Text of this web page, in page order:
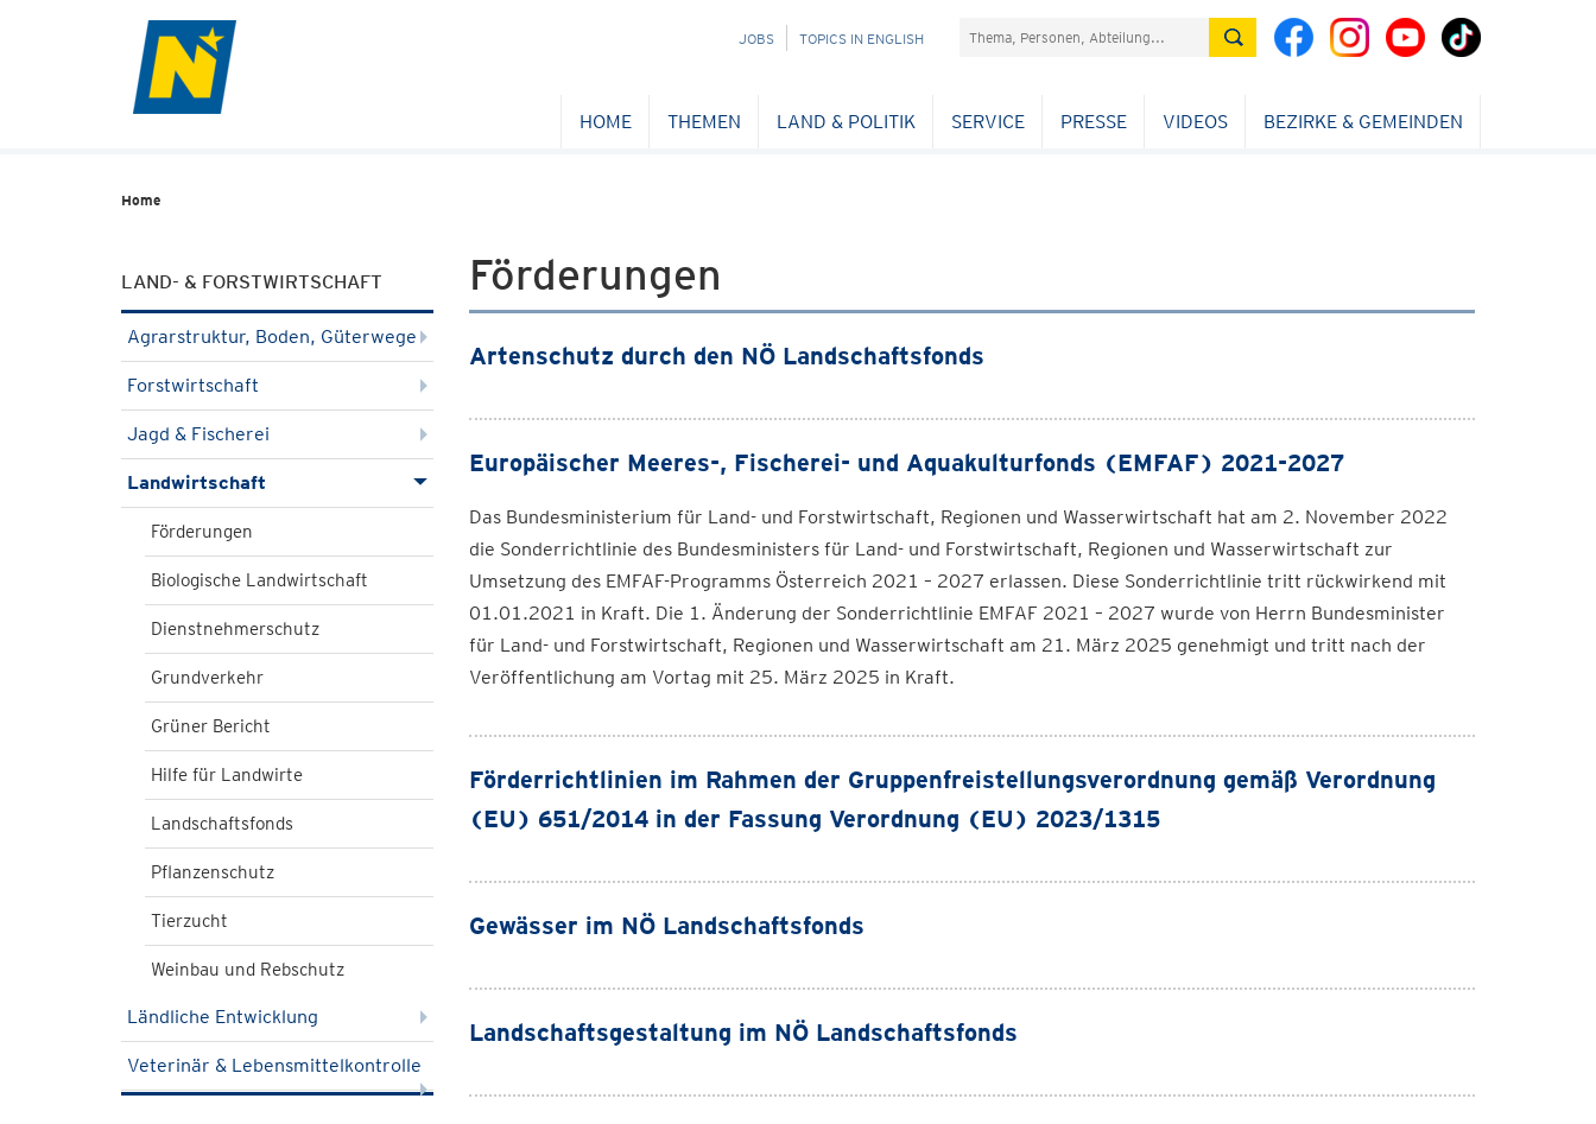
NAVIGATION
JOBS TOPICS IN ENGLISH Suchefeld
HOME THEMEN LAND & POLITIK SERVICE PRESSE VIDEOS BEZIRKE & GEMEINDEN
Home
LAND- & FORSTWIRTSCHAFT
Agrarstruktur, Boden, Güterwege
Forstwirtschaft
Jagd & Fischerei
Landwirtschaft
Förderungen
Biologische Landwirtschaft
Dienstnehmerschutz
Grundverkehr
Grüner Bericht
Hilfe für Landwirte
Landschaftsfonds
Pflanzenschutz
Tierzucht
Weinbau und Rebschutz
Ländliche Entwicklung
Veterinär & Lebensmittelkontrolle
Förderungen
Artenschutz durch den NÖ Landschaftsfonds
Europäischer Meeres-, Fischerei- und Aquakulturfonds (EMFAF) 2021-2027
Das Bundesministerium für Land- und Forstwirtschaft, Regionen und Wasserwirtschaft hat am 2. November 2022
die Sonderrichtlinie des Bundesministers für Land- und Forstwirtschaft, Regionen und Wasserwirtschaft zur
Umsetzung des EMFAF-Programms Österreich 2021 – 2027 erlassen. Diese Sonderrichtlinie tritt rückwirkend mit
01.01.2021 in Kraft. Die 1. Änderung der Sonderrichtlinie EMFAF 2021 – 2027 wurde von Herrn Bundesminister
für Land- und Forstwirtschaft, Regionen und Wasserwirtschaft am 21. März 2025 genehmigt und tritt nach der
Veröffentlichung am Vortag mit 25. März 2025 in Kraft.
Förderrichtlinien im Rahmen der Gruppenfreistellungsverordnung gemäß Verordnung
(EU) 651/2014 in der Fassung Verordnung (EU) 2023/1315
Gewässer im NÖ Landschaftsfonds
Landschaftsgestaltung im NÖ Landschaftsfonds